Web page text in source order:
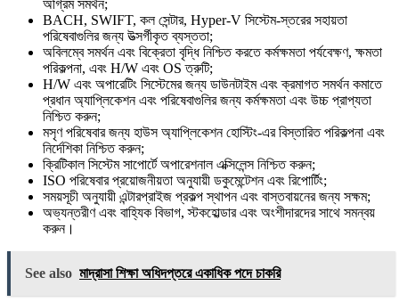
অগ্রিম সমর্থন;
BACH, SWIFT, কল সেন্টার, Hyper-V সিস্টেম-স্তরের সহায়তা
পরিষেবাগুলির জন্য উত্সর্গীকৃত ব্যস্ততা;
অবিলম্বে সমর্থন এবং বিক্রেতা বৃদ্ধি নিশ্চিত করতে কর্মক্ষমতা পর্যবেক্ষণ, ক্ষমতা
পরিকল্পনা, এবং H/W এবং OS ত্রুটি;
H/W এবং অপারেটিং সিস্টেমের জন্য ডাউনটাইম এবং ক্রমাগত সমর্থন কমাতে
প্রধান অ্যাপ্লিকেশন এবং পরিষেবাগুলির জন্য কর্মক্ষমতা এবং উচ্চ প্রাপ্যতা
নিশ্চিত করুন;
মসৃণ পরিষেবার জন্য হাউস অ্যাপ্লিকেশন হোস্টিং-এর বিস্তারিত পরিকল্পনা এবং
নির্দেশিকা নিশ্চিত করুন;
ক্রিটিকাল সিস্টেম সাপোর্টে অপারেশনাল এক্সিলেন্স নিশ্চিত করুন;
ISO পরিষেবার প্রয়োজনীয়তা অনুযায়ী ডকুমেন্টেশন এবং রিপোর্টিং;
সময়সূচী অনুযায়ী এন্টারপ্রাইজ প্রকল্প স্থাপন এবং বাস্তবায়নের জন্য সক্ষম;
অভ্যন্তরীণ এবং বাহ্যিক বিভাগ, স্টকহোল্ডার এবং অংশীদারদের সাথে সমন্বয়
করুন।
See also মাদ্রাসা শিক্ষা অধিদপ্তরে একাধিক পদে চাকরি